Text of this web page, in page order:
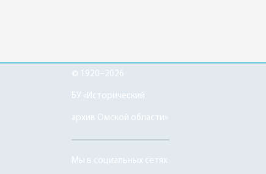
© 1920–2026
БУ «Исторический
архив Омской области»
Мы в социальных сетях